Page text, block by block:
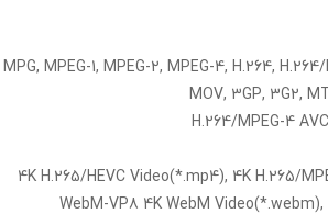
MPG, MPEG-1, MPEG-2, MPEG-4, H.264,
MOV, 3GP, 3G2,
H.264/MPEG-4
4K H.265/HEVC Video(*.mp4), 4K H.265/
WebM-VP8 4K WebM